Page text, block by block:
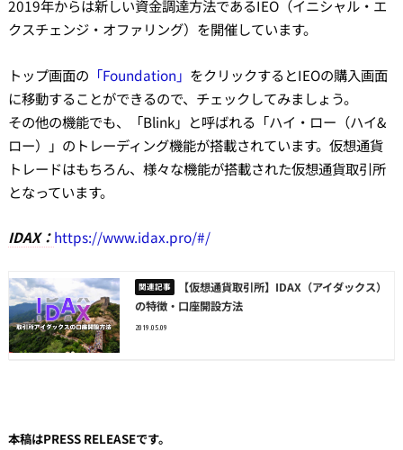
2019年からは新しい資金調達方法であるIEO（イニシャル・エ
クスチェンジ・オファリング）を開催しています。
トップ画面の 「Foundation」 をクリックするとIEOの購入画面
に移動することができるので、チェックしてみましょう。
その他の機能でも、「Blink」と呼ばれる「ハイ・ロー（ハイ&
ロー）」のトレーディング機能が搭載されています。仮想通貨
トレードはもちろん、様々な機能が搭載された仮想通貨取引所
となっています。
IDAX：https://www.idax.pro/#/
【仮想通貨取引所】IDAX（アイダックス）
の特徴・口座開設方法
2019.05.09
本稿はPRESS RELEASEです。